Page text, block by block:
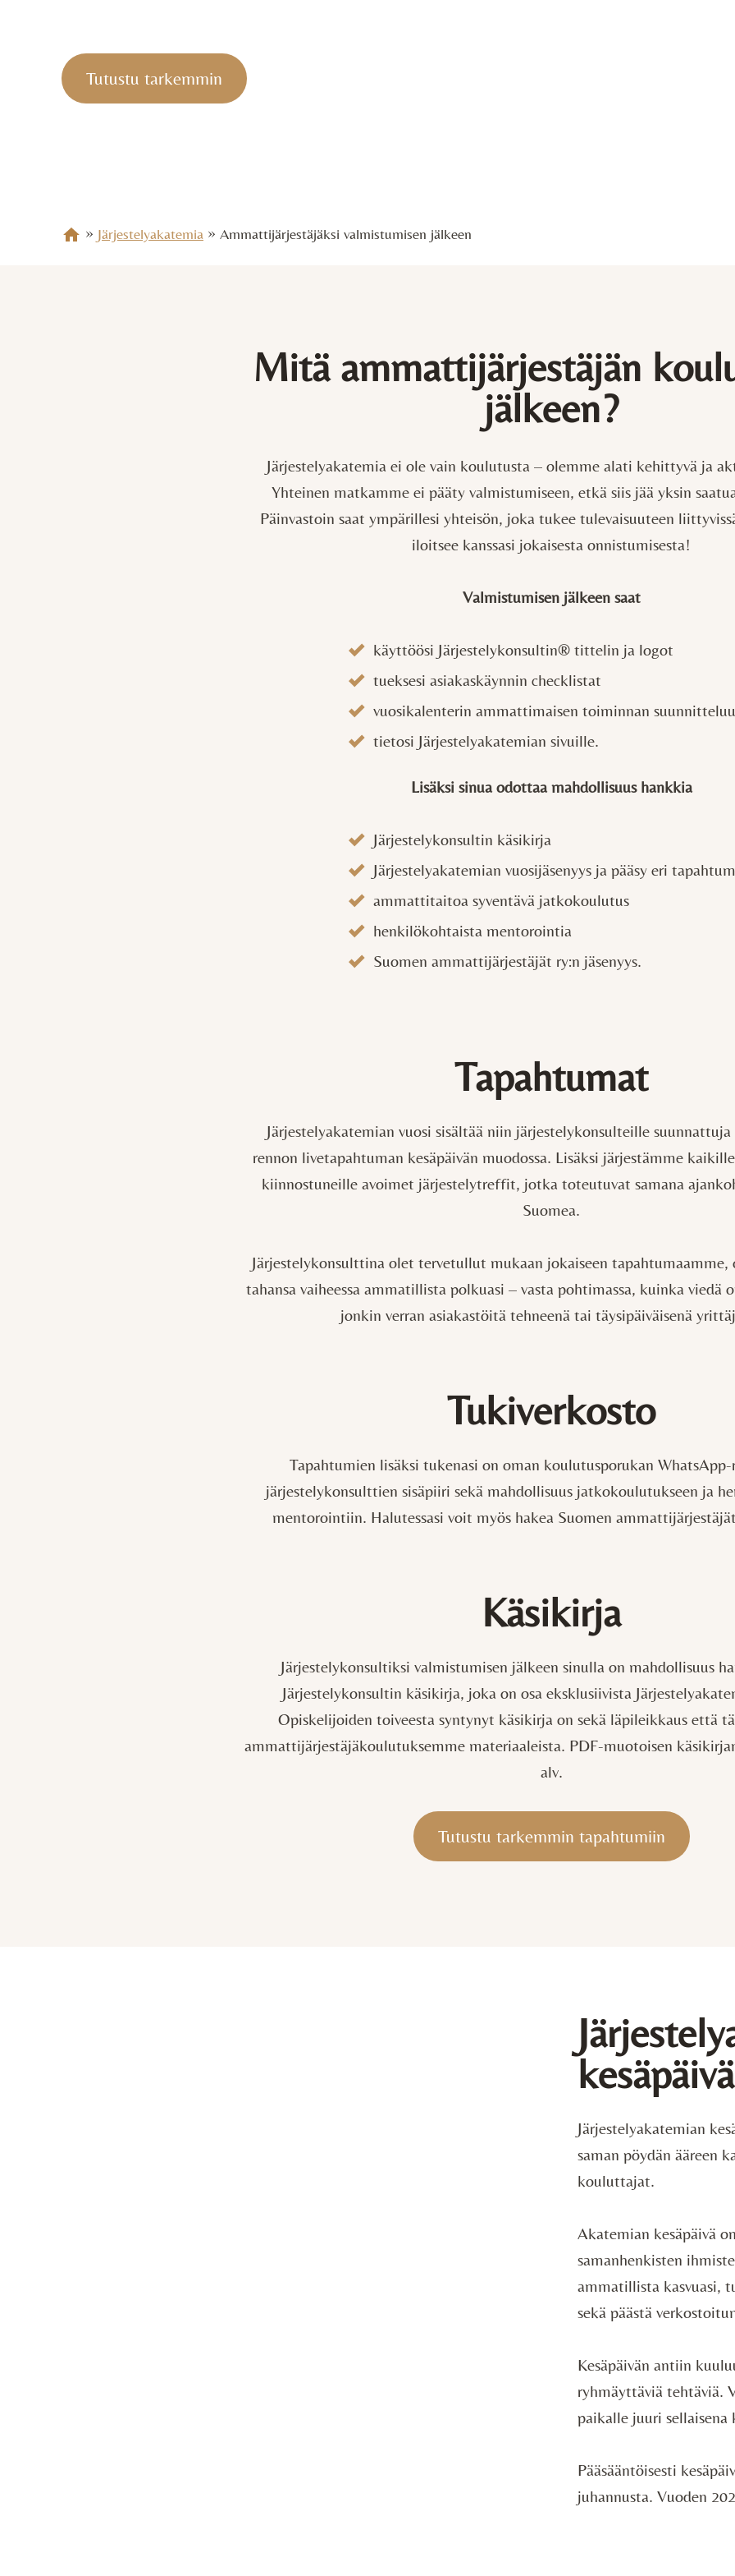
Tutustu tarkemmin
» Järjestelyakatemia » Ammattijärjestäjäksi valmistumisen jälkeen
Mitä ammattijärjestäjän
jälkeen?
Järjestelyakatemia ei ole vain koulutusta – olemme alati kehittyvä ja
Yhteinen matkamme ei pääty valmistumiseen, etkä siis jää yksin
Päinvastoin saat ympärillesi yhteisön, joka tukee tulevaisuuteen
iloitsee kanssasi jokaisesta onnistumisesta!
Valmistumisen jälkeen saat
käyttöösi Järjestelykonsultin® tittelin ja logot
tueksesi asiakaskäynnin checklistat
vuosikalenterin ammattimaisen toiminnan
tietosi Järjestelyakatemian sivuille.
Lisäksi sinua odottaa mahdollisuus hankkia
Järjestelykonsultin käsikirja
Järjestelyakatemian vuosijäsenyys ja pääsy eri
ammattitaitoa syventävä jatkokoulutus
henkilökohtaista mentorointia
Suomen ammattijärjestäjät ry:n jäsenyys.
Tapahtumat
Järjestelyakatemian vuosi sisältää niin järjestelykonsulteille
rennon livetapahtuman kesäpäivän muodossa. Lisäksi järjestämme
kiinnostuneille avoimet järjestelytreffit, jotka toteutuvat samana
Suomea.
Järjestelykonsulttina olet tervetullut mukaan jokaiseen tapahtumaamme,
tahansa vaiheessa ammatillista polkuasi – vasta pohtimassa, kuinka viedä
jonkin verran asiakastöitä tehneenä tai täysipäiväisenä
Tukiverkosto
Tapahtumien lisäksi tukenasi on oman koulutusporukan
järjestelykonsulttien sisäpiiri sekä mahdollisuus jatkokoulutukseen ja
mentorointiin. Halutessasi voit myös hakea Suomen
Käsikirja
Järjestelykonsultiksi valmistumisen jälkeen sinulla on mahdollisuus
Järjestelykonsultin käsikirja, joka on osa eksklusiivista
Opiskelijoiden toiveesta syntynyt käsikirja on sekä läpileikkaus että
ammattijärjestäjäkoulutuksemme materiaaleista. PDF-muotoisen
alv.
Tutustu tarkemmin tapahtumiin
kesäpäivä
Järjestelyakatemian
saman pöydän ääreen
kouluttajat.
Akatemian kesäpäivä
samanhenkisten
ammatillista kasvuasi,
sekä päästä
Kesäpäivän antiin
ryhmäyttäviä tehtäviä.
paikalle juuri sellaisena
Pääsääntöisesti
juhannusta. Vuoden